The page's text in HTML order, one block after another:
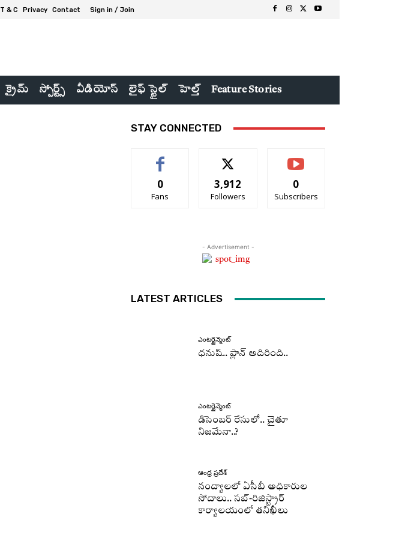
T & C Privacy Contact Sign in / Join
క్రైమ్ స్పోర్ట్స్ వీడియోస్ లైఫ్ స్టైల్ హెల్త్ Feature Stories
STAY CONNECTED
0
Fans
3,912
Followers
0
Subscribers
- Advertisement -
LATEST ARTICLES
ఎంటర్టైన్మెంట్
ధనుష్‌.. ప్లాన్ అదిరింది..
ఎంటర్టైన్మెంట్
డిసెంబర్ రేసులో.. చైతూ
నిజమేనా..?
ఆంధ్ర ప్రదేశ్
నంద్యాలలో ఏసీబీ అధికారుల
సోదాలు.. సబ్-రిజిస్ట్రార్
కార్యాలయంలో తనిఖీలు